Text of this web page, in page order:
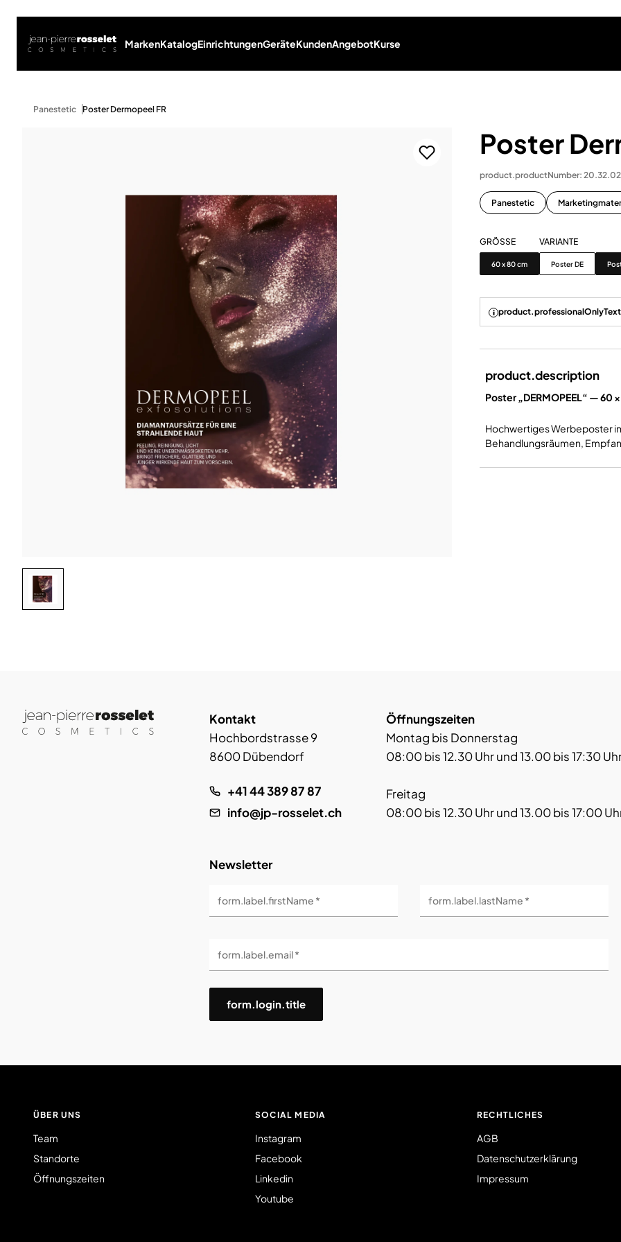
MarkenKatalogEinrichtungenGeräteKundenAngebotKurse
Panestetic Poster Dermopeel FR
Poster
product.productNumber:
Panestetic
GRÖSSE
Grösse
60 x 80 cm
VARIANTE
Variante
Poster DE
product.professionalOnlyText
product.description
Poster „DERMOPEEL“ — 60
Hochwertiges Werbeposter
Behandlungsräumen,
Kontakt
Hochbordstrasse 9
8600 Dübendorf
+41 44 389 87 87
info@jp-rosselet.ch
Öffnungszeiten
Montag bis Donnerstag
08:00 bis 12.30 Uhr und 13.00 bis 17:30
Freitag
08:00 bis 12.30 Uhr und 13.00 bis 17:00
Newsletter
form.label.firstName * form.label.lastName *
form.label.email *
form.login.title
ÜBER UNS
Team
Standorte
Öffnungszeiten
SOCIAL MEDIA
Instagram
Facebook
Linkedin
Youtube
RECHTLICHES
AGB
Datenschutzerklärung
Impressum